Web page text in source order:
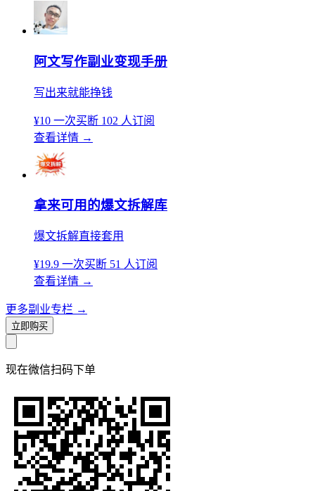
阿文写作副业变现手册
写出来就能挣钱
¥10 一次买断 102 人订阅
查看详情 →
拿来可用的爆文拆解库
爆文拆解直接套用
¥19.9 一次买断 51 人订阅
查看详情 →
更多副业专栏 →
立即购买
现在微信扫码下单